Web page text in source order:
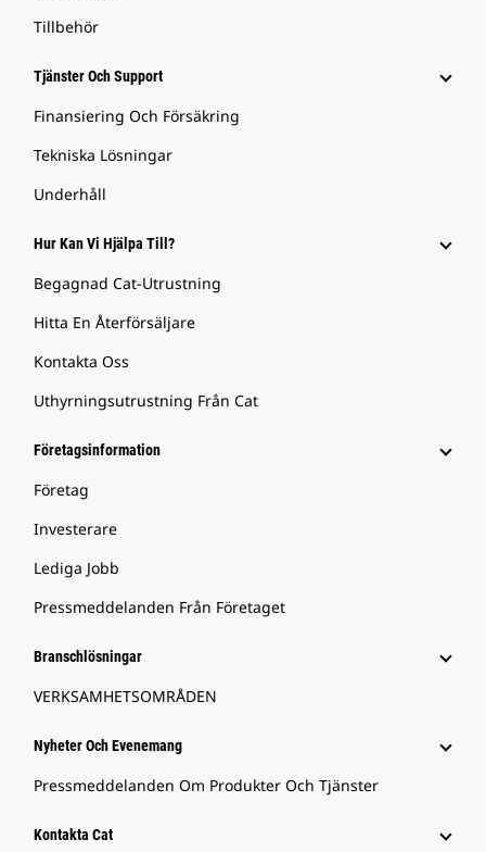
Tillbehör
Tjänster Och Support
Finansiering Och Försäkring
Tekniska Lösningar
Underhåll
Hur Kan Vi Hjälpa Till?
Begagnad Cat-Utrustning
Hitta En Återförsäljare
Kontakta Oss
Uthyrningsutrustning Från Cat
Företagsinformation
Företag
Investerare
Lediga Jobb
Pressmeddelanden Från Företaget
Branschlösningar
VERKSAMHETSOMRÅDEN
Nyheter Och Evenemang
Pressmeddelanden Om Produkter Och Tjänster
Kontakta Cat